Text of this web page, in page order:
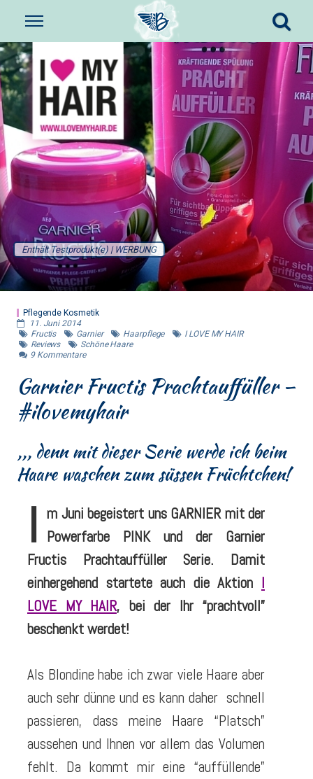
Pflegende Kosmetik
11. Juni 2014
Enthält Testprodukt(e) | WERBUNG
Fructis Garnier Haarpflege
I LOVE MY HAIR
Reviews
Schöne Haare
9 Kommentare
Garnier Fructis Prachtauffüller –
#ilovemyhair
,,, denn mit dieser Serie werde ich beim
Haare waschen zum süssen Früchtchen!
I m Juni begeistert uns GARNIER mit der
Powerfarbe PINK und der Garnier
Fructis Prachtauffüller Serie. Damit
einhergehend startete auch die Aktion I
LOVE MY HAIR, bei der Ihr “prachtvoll”
beschenkt werdet!
Als Blondine habe ich zwar viele Haare aber
auch sehr dünne und es kann daher schnell
passieren, dass meine Haare “Platsch”
aussehen und Ihnen vor allem das Volumen
fehlt. Da kommt mir eine “auffüllende”